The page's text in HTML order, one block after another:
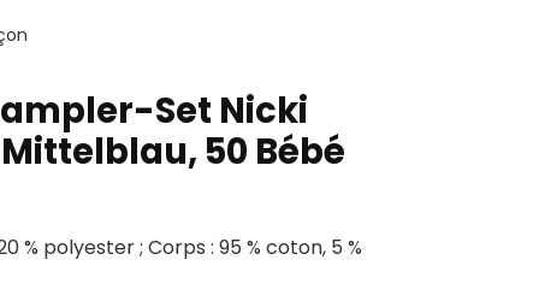
Set Nicki
50 Bébé
% polyester ; Corps : 95 % coton, 5 %